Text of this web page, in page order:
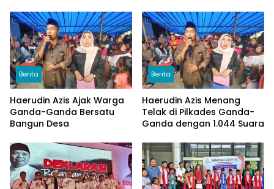
Berita
Haerudin Azis Ajak Warga
Ganda-Ganda Bersatu
Bangun Desa
Berita
Haerudin Azis Menang
Telak di Pilkades Ganda-
Ganda dengan 1.044 Suara